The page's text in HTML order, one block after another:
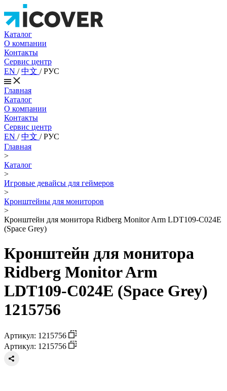
Каталог
О компании
Контакты
Сервис центр
EN /中文 /РУС
Главная
Каталог
О компании
Контакты
Сервис центр
EN /中文 /РУС
Главная
>
Каталог
>
Игровые девайсы для геймеров
>
Кронштейны для мониторов
>
Кронштейн для монитора Ridberg Monitor Arm LDT109-C024E
(Space Grey)
Кронштейн для монитора
Ridberg Monitor Arm
LDT109-C024E (Space Grey)
1215756
Артикул: 1215756
Артикул: 1215756